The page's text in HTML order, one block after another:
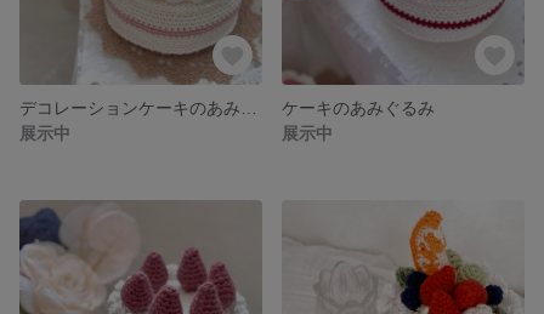
展示中
ケーキのあみぐるみ
展示中